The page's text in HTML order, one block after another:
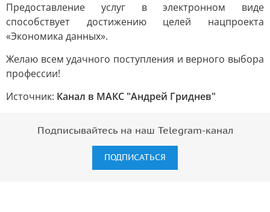
Предоставление услуг в электронном виде
способствует достижению целей нацпроекта
«Экономика данных».
Желаю всем удачного поступления и верного выбора
профессии!
Источник: Канал в МАКС "Андрей Гриднев"
Подписывайтесь на наш Telegram-канал
ПОДПИСАТЬСЯ